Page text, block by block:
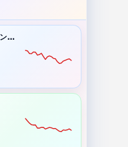
キオクシアホールディングス株式会社